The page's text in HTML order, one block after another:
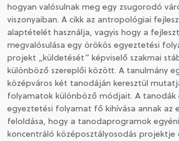
hogyan valósulnak meg egy zsugorodó
viszonyaiban. A cikk az antropológiai
alaptételét használja, vagyis hogy a
megvalósulása egy örökös egyeztetési
projekt „küldetését” képviselő szakmai
különböző szereplői között. A tanulmány
középváros két tanodáján keresztül
folyamatok különböző módjait. A tanodák
egyeztetési folyamat fő kihívása annak az
feloldása, hogy a tanodaprogramok
koncentráló középosztályosodás projektje